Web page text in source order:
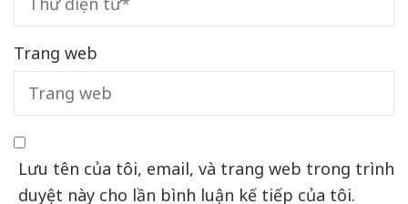
Trang web
Lưu tên của tôi, email, và trang web trong trình
duyệt này cho lần bình luận kế tiếp của tôi.